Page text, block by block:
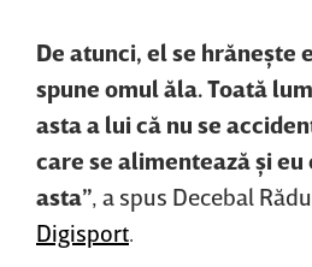
De atunci, el se hrăneşte
spune omul ăla. Toată
asta a lui că nu se
care se alimentează şi
asta” , a spus Decebal
Digisport